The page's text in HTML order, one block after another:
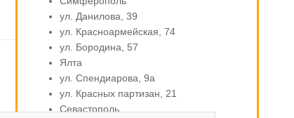
ул. Данилова, 39
ул. Красноармейская, 74
ул. Бородина, 57
Ялта
ул. Спендиарова, 9а
ул. Красных партизан, 21
Севастополь